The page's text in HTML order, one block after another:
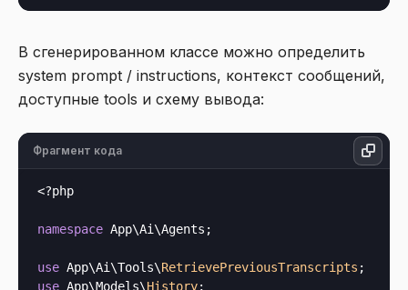
В сгенерированном классе можно определить
system prompt / instructions, контекст сообщений,
доступные tools и схему вывода:
Фрагмент кода
<?php
namespace App\Ai\Agents;
use App\Ai\Tools\RetrievePreviousTranscripts
use App\Models\History